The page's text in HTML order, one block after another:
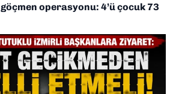
operasyonu: 4’ü çocuk 73